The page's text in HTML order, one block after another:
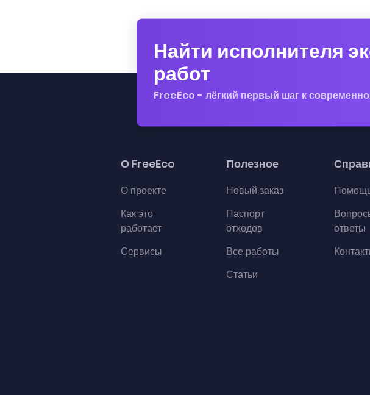
Найти исполнителя
работ
FreeEco - лёгкий первый шаг к
О FreeEco
О проекте
Как это
работает
Сервисы
Полезное
Новый заказ
Паспорт
отходов
Все работы
Статьи
ответы